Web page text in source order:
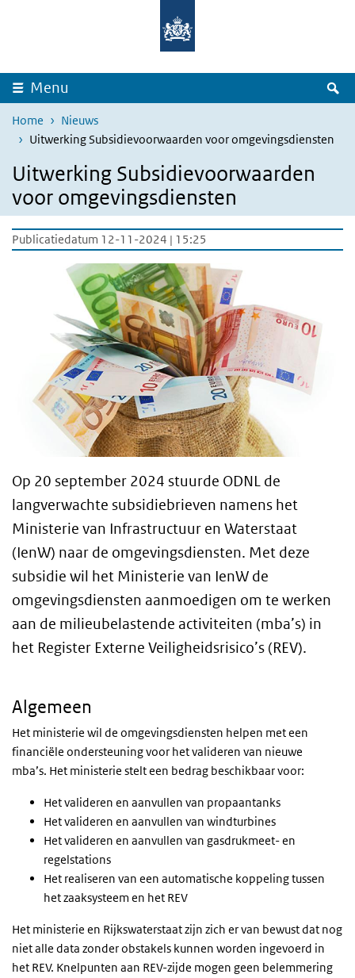
Overslaan en naar de inhoud gaan
Menu
Home
Nieuws
Uitwerking Subsidievoorwaarden voor omgevingsdiensten
Uitwerking Subsidievoorwaarden
voor omgevingsdiensten
Publicatiedatum 12-11-2024 | 15:25
Op 20 september 2024 stuurde ODNL de
langverwachte subsidiebrieven namens het
Ministerie van Infrastructuur en Waterstaat
(IenW) naar de omgevingsdiensten. Met deze
subsidie wil het Ministerie van IenW de
omgevingsdiensten aanmoedigen om te werken
aan de milieubelastende activiteiten (mba’s) in
het Register Externe Veiligheidsrisico’s (REV).
Algemeen
Het ministerie wil de omgevingsdiensten helpen met een
financiële ondersteuning voor het valideren van nieuwe
mba’s. Het ministerie stelt een bedrag beschikbaar voor:
Het valideren en aanvullen van propaantanks
Het valideren en aanvullen van windturbines
Het valideren en aanvullen van gasdrukmeet- en
regelstations
Het realiseren van een automatische koppeling tussen
het zaaksysteem en het REV
Het ministerie en Rijkswaterstaat zijn zich er van bewust dat nog
niet alle data zonder obstakels kunnen worden ingevoerd in
het REV. Knelpunten aan REV-zijde mogen geen belemmering